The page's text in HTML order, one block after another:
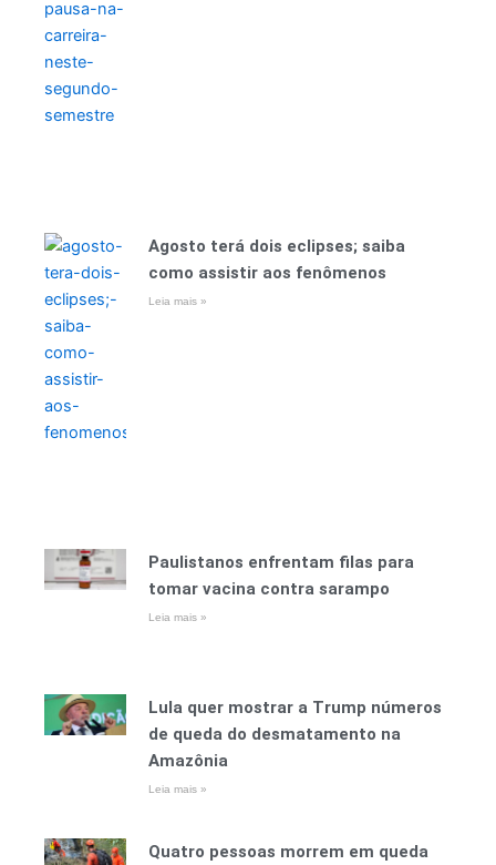
Agosto terá dois eclipses; saiba
como assistir aos fenômenos
Leia mais »
Paulistanos enfrentam filas para
tomar vacina contra sarampo
Leia mais »
Lula quer mostrar a Trump números
de queda do desmatamento na
Amazônia
Leia mais »
Quatro pessoas morrem em queda